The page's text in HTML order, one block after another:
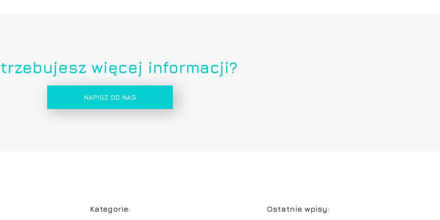
więcej informacji?
NAPISZ DO NAS
Kategorie: Ostatnie wpisy: